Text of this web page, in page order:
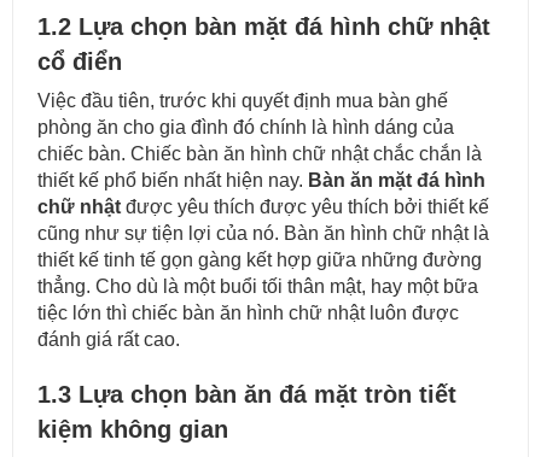
1.2 Lựa chọn bàn mặt đá hình chữ nhật
cổ điển
Việc đầu tiên, trước khi quyết định mua bàn ghế
phòng ăn cho gia đình đó chính là hình dáng của
chiếc bàn. Chiếc bàn ăn hình chữ nhật chắc chắn là
thiết kế phổ biến nhất hiện nay. Bàn ăn mặt đá hình
chữ nhật được yêu thích được yêu thích bởi thiết kế
cũng như sự tiện lợi của nó. Bàn ăn hình chữ nhật là
thiết kế tinh tế gọn gàng kết hợp giữa những đường
thẳng. Cho dù là một buổi tối thân mật, hay một bữa
tiệc lớn thì chiếc bàn ăn hình chữ nhật luôn được
đánh giá rất cao.
1.3 Lựa chọn bàn ăn đá mặt tròn tiết
kiệm không gian